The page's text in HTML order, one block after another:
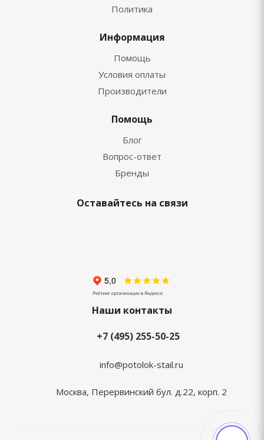
Политика
Информация
Помощь
Условия оплаты
Производители
Помощь
Блог
Вопрос-ответ
Бренды
Оставайтесь на связи
Наши контакты
+7 (495) 255-50-25
info@potolok-stail.ru
Москва, Перервинский бул. д.22, корп. 2